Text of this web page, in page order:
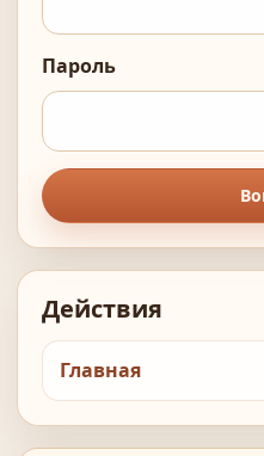
Пароль
Действия
Главная